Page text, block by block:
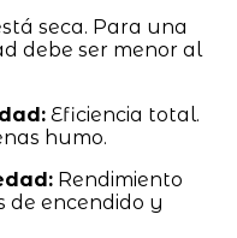
seca. Para una
debe ser menor al
Eficiencia total.
humo.
Rendimiento
de encendido y